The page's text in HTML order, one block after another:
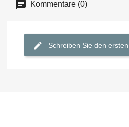
Kommentare (0)
Schreiben Sie den